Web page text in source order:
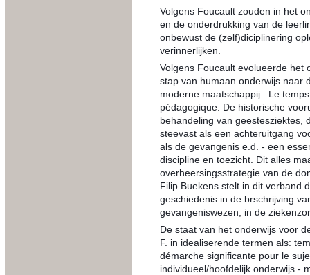
Volgens Foucault zouden in het
en de onderdrukking van de
onbewust de (zelf)diciplinering
verinnerlijken.
Volgens Foucault evolueerde het
stap van humaan onderwijs naar
moderne maatschappij : Le
pédagogique. De historische
behandeling van geestesziektes,
steevast als een achteruitgang
als de gevangenis e.d. - een
discipline en toezicht. Dit alles
overheersingsstrategie van de
Filip Buekens stelt in dit verband
geschiedenis in de brschrijving
gevangeniswezen, in de
De staat van het onderwijs voor
F. in idealiserende termen als:
démarche significante pour le
individueel/hoofdelijk onderwijs -